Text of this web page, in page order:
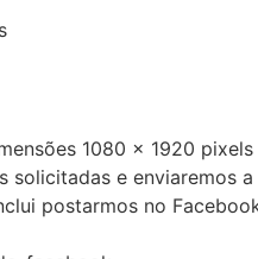
1080 x 1920 pixels
solicitadas e enviaremos
postarmos no